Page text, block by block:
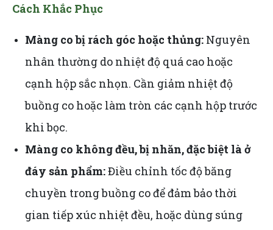
Cách Khắc Phục
Màng co bị rách góc hoặc thủng: Nguyên
nhân thường do nhiệt độ quá cao hoặc
cạnh hộp sắc nhọn. Cần giảm nhiệt độ
buồng co hoặc làm tròn các cạnh hộp trước
khi bọc.
Màng co không đều, bị nhăn, đặc biệt là ở
đáy sản phẩm:Điều chỉnh tốc độ băng
chuyền trong buồng co để đảm bảo thời
gian tiếp xúc nhiệt đều, hoặc dùng súng